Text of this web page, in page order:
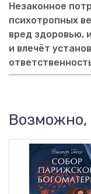
Незаконное
психотропных
вред здоровью,
и влечёт
Возможно,